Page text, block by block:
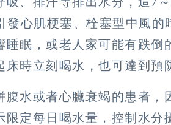
發心肌梗塞、栓塞型中風
睡眠，或老人家可能有跌倒
時立刻喝水，也可達到預
腹水或者心臟衰竭的患者，
限定每日喝水量，控制水分